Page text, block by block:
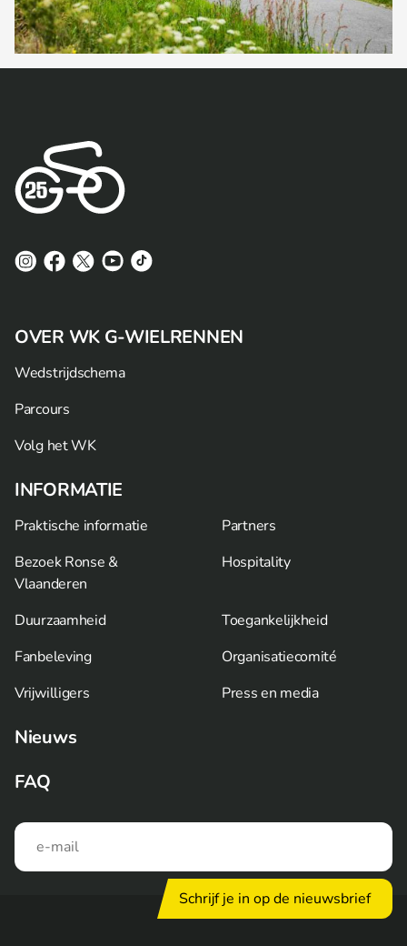
OVER WK G-WIELRENNEN
Wedstrijdschema
Parcours
Volg het WK
INFORMATIE
Praktische informatie
Partners
Bezoek Ronse &
Vlaanderen
Hospitality
Duurzaamheid
Toegankelijkheid
Fanbeleving
Organisatiecomité
Vrijwilligers
Press en media
Nieuws
FAQ
Schrijf je in op de nieuwsbrief